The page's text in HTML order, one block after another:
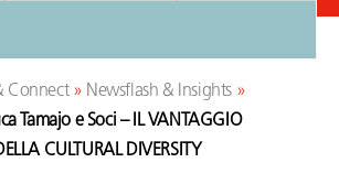
Connect» Newsflash & Insights »
Tamajo e Soci – IL VANTAGGIO
CULTURAL DIVERSITY